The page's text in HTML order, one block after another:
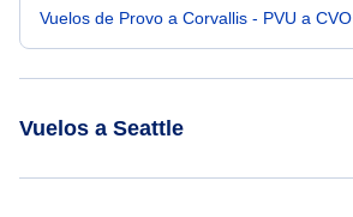
Vuelos de Provo a Corvallis - PVU a CVO
Vuelos a Seattle